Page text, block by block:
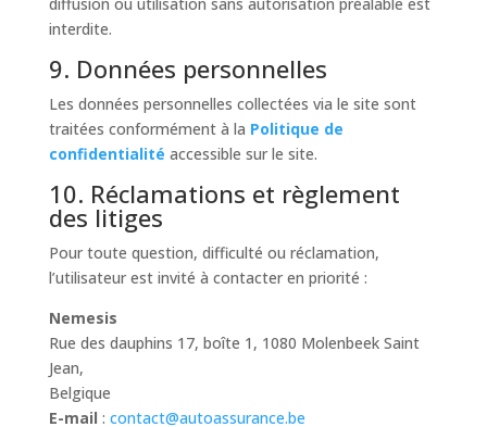
interdite.
9. Données personnelles
Les données personnelles collectées via le site sont
traitées conformément à la Politique de
confidentialité accessible sur le site.
10. Réclamations et règlement
des litiges
Pour toute question, difficulté ou réclamation,
l’utilisateur est invité à contacter en priorité :
Nemesis
Rue des dauphins 17, boîte 1, 1080 Molenbeek Saint
Jean,
Belgique
E-mail : contact@autoassurance.be